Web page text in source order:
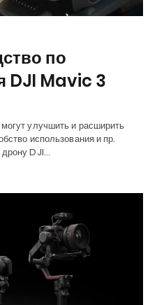
по
DJI Mavic 3
улучшить и расширить
использования и пр.
DJI…